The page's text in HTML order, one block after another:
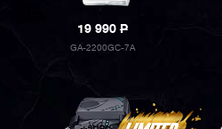
19 990P
GA-2200GC-7A